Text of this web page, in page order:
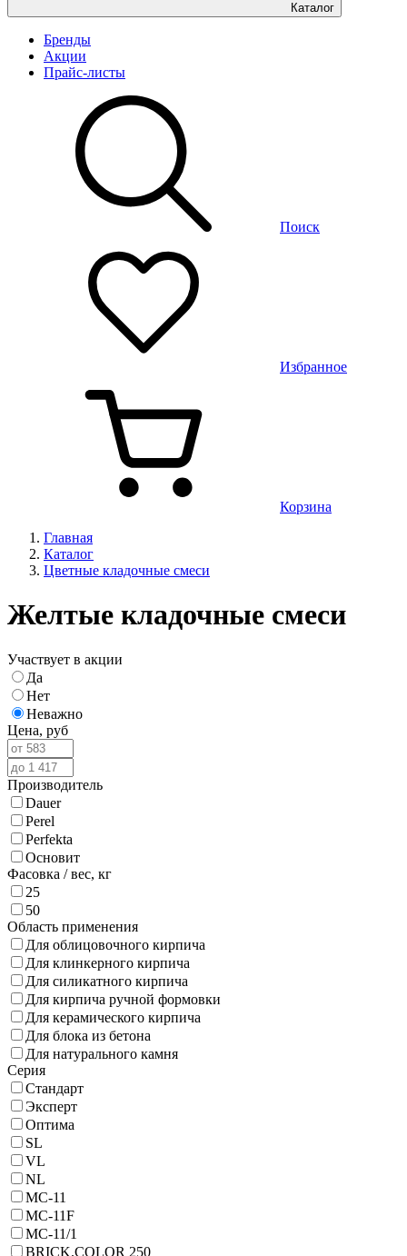
Каталог
Бренды
Акции
Прайс-листы
Поиск
Избранное
Корзина
Главная
Каталог
Цветные кладочные смеси
Желтые кладочные смеси
Участвует в акции
Да
Нет
Неважно
Цена, руб
Производитель
Dauer
Perel
Perfekta
Основит
Фасовка / вес, кг
25
50
Область применения
Для облицовочного кирпича
Для клинкерного кирпича
Для силикатного кирпича
Для кирпича ручной формовки
Для керамического кирпича
Для блока из бетона
Для натурального камня
Серия
Стандарт
Эксперт
Оптима
SL
VL
NL
MC-11
MC-11F
MC-11/1
BRICK.COLOR 250